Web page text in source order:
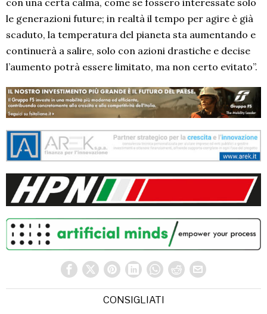
le generazioni future; in realtà il tempo per agire è già
scaduto, la temperatura del pianeta sta aumentando e
continuerà a salire, solo con azioni drastiche e decise
l’aumento potrà essere limitato, ma non certo evitato”.
CONSIGLIATI